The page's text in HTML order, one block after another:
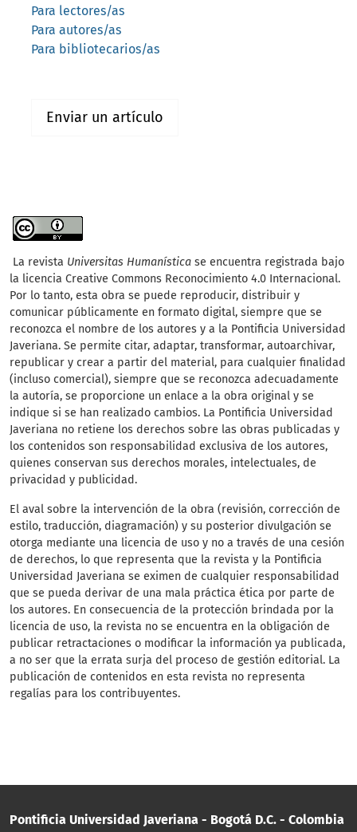
Para lectores/as
Para autores/as
Para bibliotecarios/as
Enviar un artículo
La revista Universitas Humanística se encuentra registrada bajo
la licencia Creative Commons Reconocimiento 4.0 Internacional.
Por lo tanto, esta obra se puede reproducir, distribuir y
comunicar públicamente en formato digital, siempre que se
reconozca el nombre de los autores y a la Pontificia Universidad
Javeriana. Se permite citar, adaptar, transformar, autoarchivar,
republicar y crear a partir del material, para cualquier finalidad
(incluso comercial), siempre que se reconozca adecuadamente
la autoría, se proporcione un enlace a la obra original y se
indique si se han realizado cambios. La Pontificia Universidad
Javeriana no retiene los derechos sobre las obras publicadas y
los contenidos son responsabilidad exclusiva de los autores,
quienes conservan sus derechos morales, intelectuales, de
privacidad y publicidad.
El aval sobre la intervención de la obra (revisión, corrección de
estilo, traducción, diagramación) y su posterior divulgación se
otorga mediante una licencia de uso y no a través de una cesión
de derechos, lo que representa que la revista y la Pontificia
Universidad Javeriana se eximen de cualquier responsabilidad
que se pueda derivar de una mala práctica ética por parte de
los autores. En consecuencia de la protección brindada por la
licencia de uso, la revista no se encuentra en la obligación de
publicar retractaciones o modificar la información ya publicada,
a no ser que la errata surja del proceso de gestión editorial. La
publicación de contenidos en esta revista no representa
regalías para los contribuyentes.
Pontificia Universidad Javeriana - Bogotá D.C. - Colombia